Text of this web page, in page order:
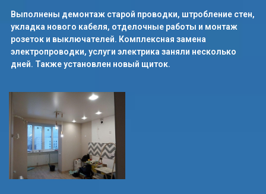
Выполнены демонтаж старой проводки, штробление стен,
укладка нового кабеля, отделочные работы и монтаж
розеток и выключателей. Комплексная замена
электропроводки, услуги электрика заняли несколько
дней. Также установлен новый щиток.